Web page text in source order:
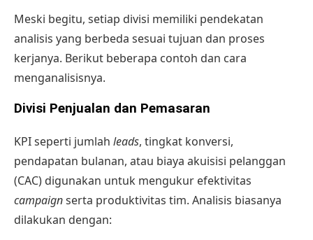
Meski begitu, setiap divisi memiliki pendekatan
analisis yang berbeda sesuai tujuan dan proses
kerjanya. Berikut beberapa contoh dan cara
menganalisisnya.
Divisi Penjualan dan Pemasaran
KPI seperti jumlah leads, tingkat konversi,
pendapatan bulanan, atau biaya akuisisi pelanggan
(CAC) digunakan untuk mengukur efektivitas
campaignserta produktivitas tim. Analisis biasanya
dilakukan dengan: